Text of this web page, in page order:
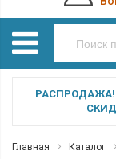
РАСПРОДАЖА!
Главная Каталог